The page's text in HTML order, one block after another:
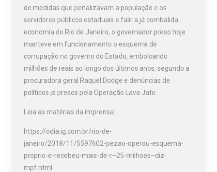
de medidas que penalizavam a população e os
servidores públicos estaduais e falir a já combalida
economia do Rio de Janeiro, o governador preso hoje
manteve em funcionamento o esquema de
corrupação no governo do Estado, embolsando
milhões de reais ao longo dos últimos anos, segundo a
procuradora geral Raquel Dodge e denúncias de
políticos já presos pela Operação Lava Jato.
Leia as matérias da imprensa:
https://odia.ig.com.br/rio-de-
janeiro/2018/11/5597602-pezao-operou-esquema-
proprio-e-recebeu-mais-de-r–25-milhoes–diz-
mpf.html